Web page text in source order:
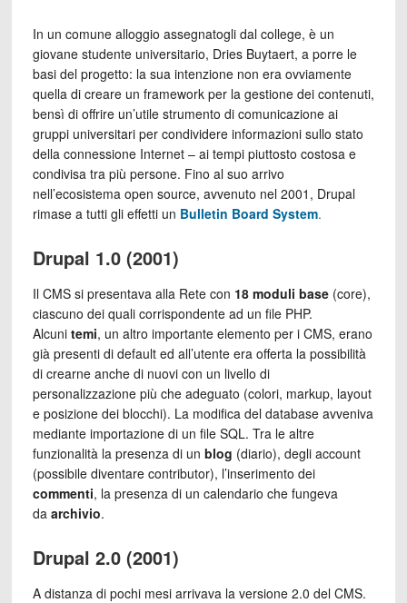
In un comune alloggio assegnatogli dal college, è un
giovane studente universitario, Dries Buytaert, a porre le
basi del progetto: la sua intenzione non era ovviamente
quella di creare un framework per la gestione dei contenuti,
bensì di offrire un’utile strumento di comunicazione ai
gruppi universitari per condividere informazioni sullo stato
della connessione Internet – ai tempi piuttosto costosa e
condivisa tra più persone. Fino al suo arrivo
nell’ecosistema open source, avvenuto nel 2001, Drupal
rimase a tutti gli effetti un Bulletin Board System.
Drupal 1.0 (2001)
Il CMS si presentava alla Rete con 18 moduli base(core),
ciascuno dei quali corrispondente ad un file PHP.
Alcuni temi, un altro importante elemento per i CMS, erano
già presenti di default ed all’utente era offerta la possibilità
di crearne anche di nuovi con un livello di
personalizzazione più che adeguato (colori, markup, layout
e posizione dei blocchi). La modifica del database avveniva
mediante importazione di un file SQL. Tra le altre
funzionalità la presenza di un blog (diario), degli account
(possibile diventare contributor), l’inserimento dei
commenti, la presenza di un calendario che fungeva
da archivio.
Drupal 2.0 (2001)
A distanza di pochi mesi arrivava la versione 2.0 del CMS.